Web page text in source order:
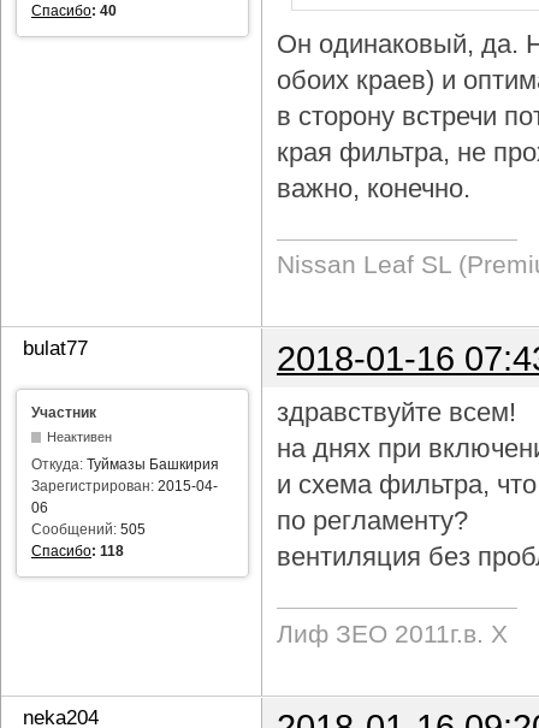
Спасибо: 40
Он одинаковый, да.
обоих краев) и
в сторону встречи
края фильтра, не
важно, конечно.
Nissan Leaf SL
bulat77 2018-01-16
Участник
Неактивен
Откуда: Туймазы Башкирия
Зарегистрирован: 2015-04-
06
Сообщений: 505
Спасибо: 118
здравствуйте всем!
на днях при
и схема фильтра,
по регламенту?
вентиляция без
Лиф ЗЕО 2011г.в. Х
neka204